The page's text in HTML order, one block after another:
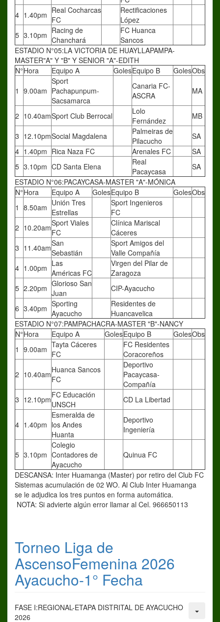
4 1.40pm Real Cocharcas
FC
Rectificaciones
López
5 3.10pm Racing de
Chanchará
FC Huanca
Sancos
ESTADIO N°05:LA VICTORIA DE HUAYLLAPAMPA-
MASTER"A" Y "B" Y SENIOR "A"-EDITH
N°Hora Equipo A GolesEquipo B GolesObs
1 9.00am
Sport
Pachapunpum-
Sacsamarca
Canaria FC-
ASCRA
MA
2 10.40amSport Club Berrocal
Lolo
Fernández
MB
3 12.10pmSocial Magdalena
Palmeiras de
Pilacucho
SA
4 1.40pm Rica Naza FC Arenales FC
SA
5 3.10pm CD Santa Elena
Real
Pacaycasa
SA
ESTADIO N°06:PACAYCASA-MASTER "A"-MÓNICA
N°Hora Equipo A GolesEquipo B GolesObs
1 8.50am Unión Tres
Estrellas
Sport Ingenieros
FC
2 10.20amSport Viales
FC
Clínica Mariscal
Cáceres
3 11.40amSan
Sebastián
Sport Amigos del
Valle Compañía
4 1.00pm Las
Américas FC
Virgen del Pilar de
Zaragoza
5 2.20pm Glorioso San
Juan
CIP-Ayacucho
6 3.40pm Sporting
Ayacucho
Residentes de
Huancavelica
ESTADIO N°07:PAMPACHACRA-MASTER "B"-NANCY
N°Hora Equipo A GolesEquipo B GolesObs
1 9.00am Tayta Cáceres
FC
FC Residentes
Coracoreños
2 10.40amHuanca Sancos
FC
Deportivo
Pacaycasa-
Compañía
3 12.10pmFC Educación
UNSCH
CD La Libertad
4 1.40pm
Esmeralda de
los Andes
Huanta
Deportivo
Ingeniería
5 3.10pm
Colegio
Contadores de
Ayacucho
Quinua FC
DESCANSA: Inter Huamanga (Master) por retiro del Club FC
Sistemas acumulación de 02 WO. Al Club Inter Huamanga
se le adjudica los tres puntos en forma automática.
NOTA: Si advierte algún error llamar al Cel. 966650113
Torneo Liga de
AscensoFemenina 2026
Ayacucho-1° Fecha
FASE I:REGIONAL-ETAPA DISTRITAL DE AYACUCHO
2026